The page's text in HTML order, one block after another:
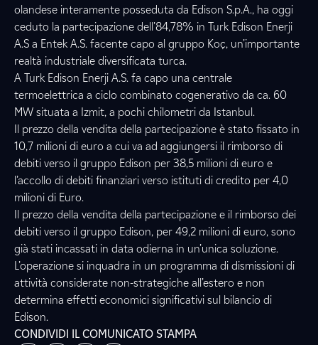
olandese interamente posseduta da Edison S.p.A., ha oggi
ceduto la partecipazione dell’84,78% in Turk Edison Enerji
A.S a Entek A.S. facente capo al gruppo Koç, un’importante
realtà industriale diversificata turca.
A Turk Edison Enerji A.S. fa capo una centrale
termoelettrica a ciclo combinato cogenerativo da ca. 60
MW situata a Izmit, a pochi chilometri da Istanbul.
Il prezzo della vendita della partecipazione è stato fissato in
10,7 milioni di euro a cui va ad aggiungersi il rimborso di
debiti verso il gruppo Edison per 38,5 milioni di euro e
l’accollo di debiti finanziari verso istituti di credito per 4,0
milioni di Euro.
Il prezzo della vendita della partecipazione e il rimborso dei
debiti verso il gruppo Edison, per 49,2 milioni di euro, sono
già stati incassati in data odierna in un’unica soluzione.
L’operazione si inquadra in un programma di dismissioni di
attività considerate non-strategiche all’estero e non
determina effetti economici significativi sul bilancio di
Edison.
CONDIVIDI IL COMUNICATO STAMPA